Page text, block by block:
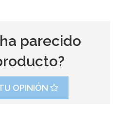
parecido
OPINIÓN